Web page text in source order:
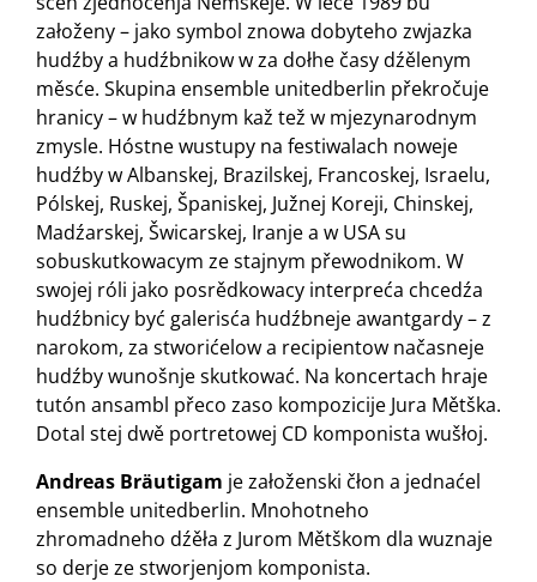
załoženy – jako symbol znowa dobyteho zwjazka
hudźby a hudźbnikow w za dołhe časy dźělenym
měsće. Skupina ensemble unitedberlin překročuje
hranicy – w hudźbnym kaž tež w mjezynarodnym
zmysle. Hóstne wustupy na festiwalach noweje
hudźby w Albanskej, Brazilskej, Francoskej, Israelu,
Pólskej, Ruskej, Španiskej, Južnej Koreji, Chinskej,
Madźarskej, Šwicarskej, Iranje a w USA su
sobuskutkowacym ze stajnym přewodnikom. W
swojej róli jako posrědkowacy interpreća chcedźa
hudźbnicy być galerisća hudźbneje awantgardy – z
narokom, za stworićelow a recipientow načasneje
hudźby wunošnje skutkować. Na koncertach hraje
tutón ansambl přeco zaso kompozicije Jura Mětška.
Dotal stej dwě portretowej CD komponista wušłoj.
Andreas Bräutigam je załoženski čłon a jednaćel
ensemble unitedberlin. Mnohotneho
zhromadneho dźěła z Jurom Mětškom dla wuznaje
so derje ze stworjenjom komponista.